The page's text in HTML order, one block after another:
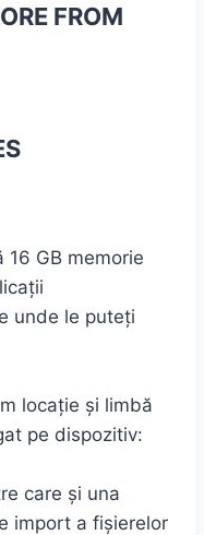
FROM
GB memorie
unde le puteți
locație și limbă
pe dispozitiv:
care și una
import a fișierelor